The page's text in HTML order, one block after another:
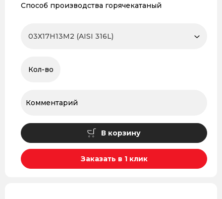
Способ производства горячекатаный
В корзину
Заказать в 1 клик